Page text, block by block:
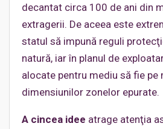
decantat circa 100 de ani din
extragerii. De aceea este
statul să impună reguli
natură, iar în planul de
alocate pentru mediu să fie pe
dimensiunilor zonelor epurate.
A cincea idee atrage atenţia